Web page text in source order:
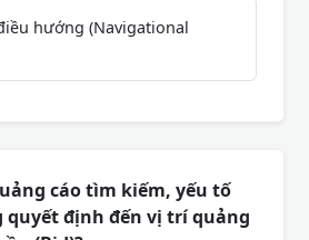
hướng (Navigational
cáo tìm kiếm, yếu tố
quyết định đến vị trí quảng